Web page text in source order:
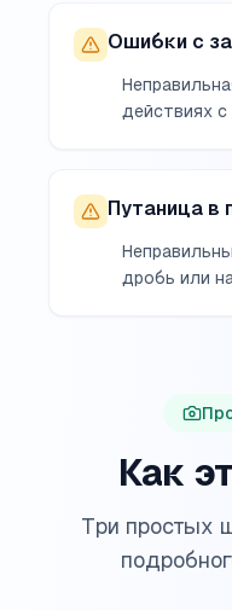
Ошибки с
действиях
Путаница в
дробь или
Как
Три простых